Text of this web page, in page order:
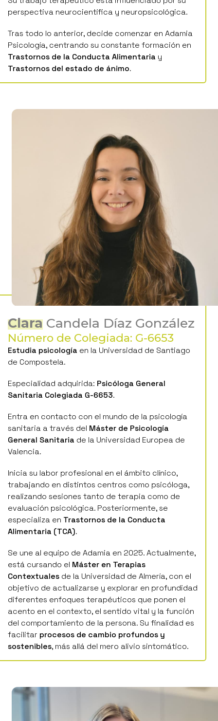
perspectiva neurocientífica y neuropsicológica.
Psicología, centrando su constante formación en
Trastornos de la Conducta Alimentariay
Trastornos del estado de ánimo.
Clara Candela Díaz González
Número de Colegiada: G-6653
Estudia psicologíaen la Universidad de Santiago
de Compostela.
Sanitaria Colegiada G-6653.
sanitaria a través del Máster de Psicología
General Sanitaria de la Universidad Europea de
Valencia.
trabajando en distintos centros como psicóloga,
realizando sesiones tanto de terapia como de
evaluación psicológica. Posteriormente, se
especializa enTrastornos de la Conducta
Alimentaria (TCA).
está cursando elMáster en Terapias
Contextualesde la Universidad de Almería, con el
objetivo de actualizarse y explorar en profundidad
diferentes enfoques terapéuticos que ponen el
acento en el contexto, el sentido vital y la función
del comportamiento de la persona. Su finalidad es
facilitarprocesos de cambio profundos y
sostenibles, más allá del mero alivio sintomático.